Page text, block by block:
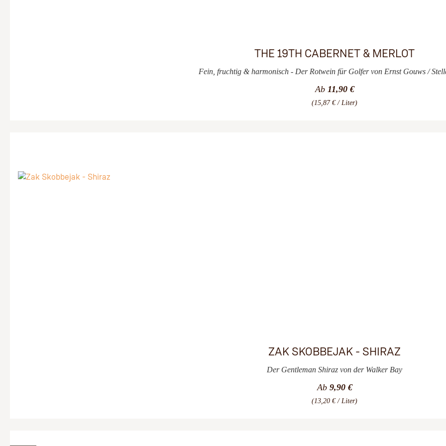
THE 19TH CABERNET & MERLOT
Fein, fruchtig & harmonisch - Der Rotwein für Golfer von Ernst Gouws /
Ab 11,90 €
(15,87 € / Liter)
ZAK SKOBBEJAK - SHIRAZ
Der Gentleman Shiraz von der Walker Bay
Ab 9,90 €
(13,20 € / Liter)